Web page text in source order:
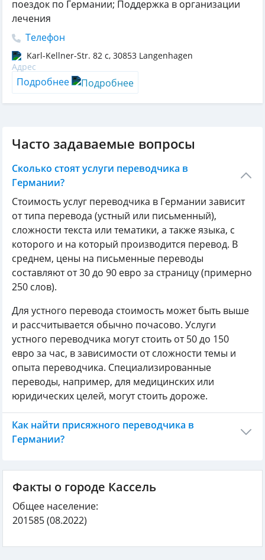
поездок по Германии; Поддержка в организации
лечения
Телефон
Karl-Kellner-Str. 82 c, 30853 Langenhagen
Подробнее
Часто задаваемые вопросы
Сколько стоят услуги переводчика в
Германии?
Стоимость услуг переводчика в Германии зависит
от типа перевода (устный или письменный),
сложности текста или тематики, а также языка, с
которого и на который производится перевод. В
среднем, цены на письменные переводы
составляют от 30 до 90 евро за страницу (примерно
250 слов).
Для устного перевода стоимость может быть выше
и рассчитывается обычно почасово. Услуги
устного переводчика могут стоить от 50 до 150
евро за час, в зависимости от сложности темы и
опыта переводчика. Специализированные
переводы, например, для медицинских или
юридических целей, могут стоить дороже.
Как найти присяжного переводчика в
Германии?
Факты о городе Кассель
Общее население:
201585(08.2022)